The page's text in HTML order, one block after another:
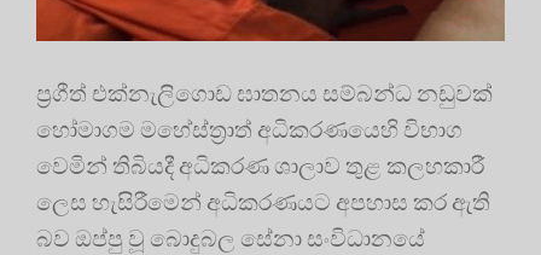
ප්‍රගීත් එක්නැලිගොඩ ඝාතනය සම්බන්ධ නඩුවක්
හෝමාගම මහේස්ත්‍රාත් අධිකරණයෙහි විභාග
වෙමින් තිබියදී අධිකරණ ශාලාව තුළ කලහකාරී
ලෙස හැසිරීමෙන් අධිකරණයට අපහාස කර ඇති
බව ඔප්පු වූ බොදුබල සේනා සංවිධානයේ